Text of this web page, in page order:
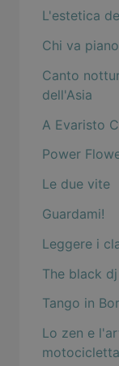
L'estetica
Chi va
Canto
dell'Asia
A Evaristo
Power
Le due vite
Guardami!
Leggere i
The black
Tango in
Lo zen e
motocicletta